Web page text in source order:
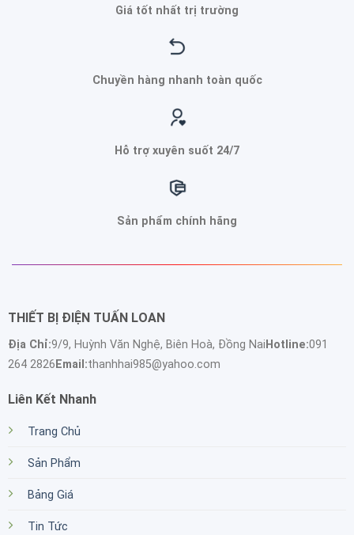
Giá tốt nhất trị trường
Chuyền hàng nhanh toàn quốc
Hỗ trợ xuyên suốt 24/7
Sản phẩm chính hãng
THIẾT BỊ ĐIỆN TUẤN LOAN
Địa Chỉ:9/9, Huỳnh Văn Nghệ, Biên Hoà, Đồng NaiHotline:091
264 2826Email:thanhhai985@yahoo.com
Liên Kết Nhanh
Trang Chủ
Sản Phẩm
Bảng Giá
Tin Tức